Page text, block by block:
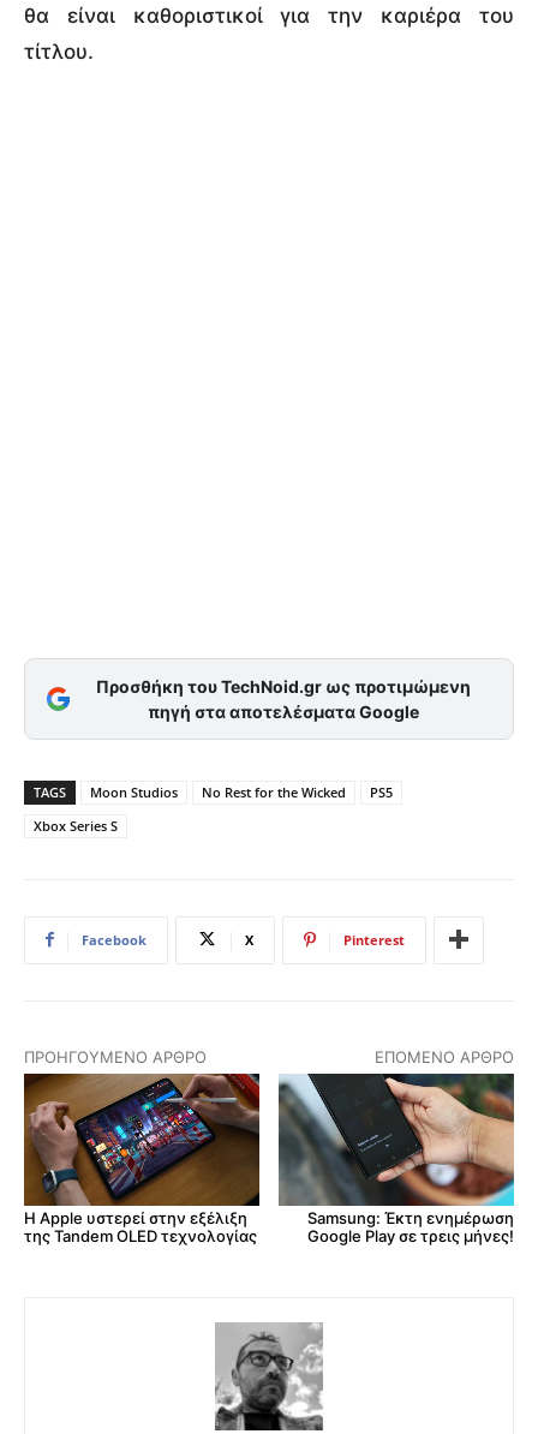
θα είναι καθοριστικοί για την καριέρα του
τίτλου.
Προσθήκη του TechNoid.gr ως προτιμώμενη
πηγή στα αποτελέσματα Google
TAGS Moon Studios No Rest for the Wicked
PS5
Xbox Series S
Facebook X Pinterest
ΠΡΟΗΓΟΎΜΕΝΟ ΆΡΘΡΟ
Η Apple υστερεί στην εξέλιξη
της Tandem OLED τεχνολογίας
ΕΠΌΜΕΝΟ ΆΡΘΡΟ
Samsung: Έκτη ενημέρωση
Google Play σε τρεις μήνες!